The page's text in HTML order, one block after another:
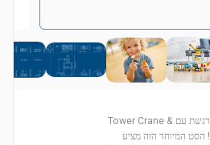
הצטרפו לחוויית הבנייה המרגשת עם Tower Crane &
Construction (10933)! הסט המיוחד הזה מציע